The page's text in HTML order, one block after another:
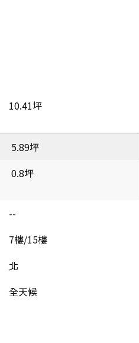
10.41坪
5.89坪
0.8坪
--
7樓/15樓
北
全天候